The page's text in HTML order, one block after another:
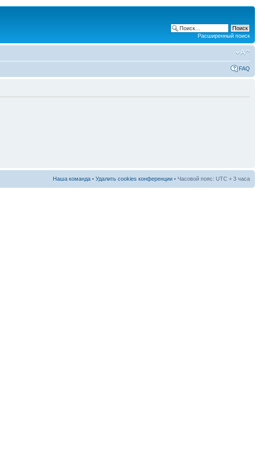
Расширенный поиск
FAQ
Наша команда • Удалить cookies конференции • Часовой пояс: UTC + 3 часа